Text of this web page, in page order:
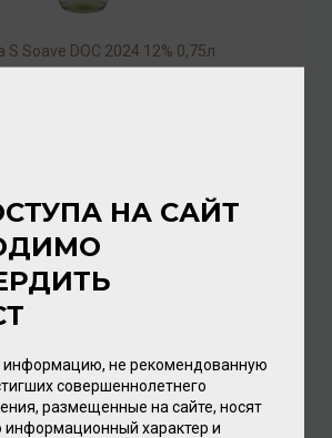
S Soave DOC 2024 12% 0,75л
НА САЙТ
информацию, не рекомендованную
совершеннолетнего
размещенные на сайте, носят
информационный характер и